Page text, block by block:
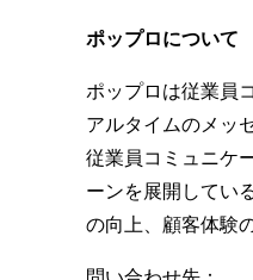
ポップロについて
ポップロは従業員
アルタイムのメッ
従業員コミュニケ
ーンを展開してい
の向上、顧客体験